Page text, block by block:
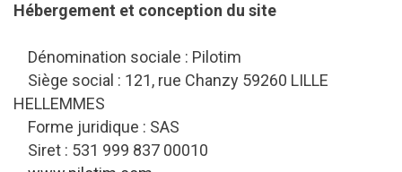
Hébergement et conception du site
Dénomination sociale : Pilotim
Siège social : 121, rue Chanzy 59260 LILLE
HELLEMMES
Forme juridique : SAS
Siret : 531 999 837 00010